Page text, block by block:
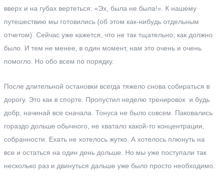
вверх и на губах вертеться: «Эх, была не была!». К нашему
путешествию мы готовились (об этом как-нибудь отдельным
отчетом). Сейчас уже кажется, что не так тщательно, как должно
было. И тем не менее, в один момент, нам это очень и очень
помогло. Но обо всем по порядку.
После длительной остановки всегда тяжело снова собираться в
дорогу. Это как в спорте. Пропустил неделю тренировок и будь
добр, начинай все сначала. Тонуса не было совсем. Паковались
гораздо дольше обычного, не хватало какой-то концентрации,
собранности. Ехать не хотелось жутко. А хотелось плюнуть на
все и остаться на один день дольше. Но мы уже поступали так
несколько раз и двинуться дальше уже было просто необходимо.